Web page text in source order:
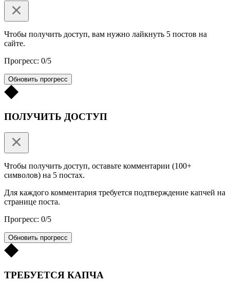
Чтобы получить доступ, вам нужно лайкнуть 5 постов на
сайте.
Прогресс: 0/5
Обновить прогресс
ПОЛУЧИТЬ ДОСТУП
Чтобы получить доступ, оставьте комментарии (100+
символов) на 5 постах.
Для каждого комментария требуется подтверждение капчей на
странице поста.
Прогресс: 0/5
Обновить прогресс
ТРЕБУЕТСЯ КАПЧА